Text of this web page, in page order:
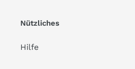
Nützliches
Hilfe